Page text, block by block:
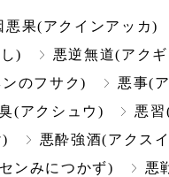
悪果(アクインアッカ)
) 悪逆無道(アク
のフサク) 悪事(
(アクシュウ) 悪
悪酔強酒(アクス
ンみにつかず) 悪